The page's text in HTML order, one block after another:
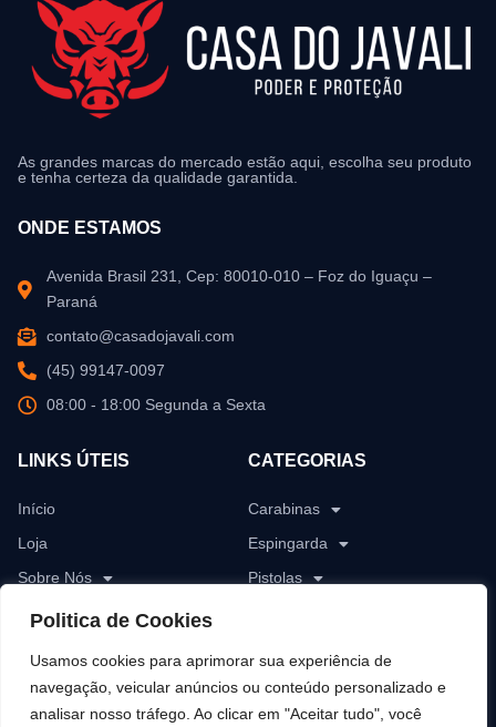
Politica de Cookies
Usamos cookies para aprimorar sua experiência de
navegação, veicular anúncios ou conteúdo personalizado e
analisar nosso tráfego. Ao clicar em "Aceitar tudo", você
As grandes marcas do mercado estão aqui, escolha seu produto
e tenha certeza da qualidade garantida.
ONDE ESTAMOS
Avenida Brasil 231, Cep: 80010-010 – Foz do Iguaçu –
Paraná
contato@casadojavali.com
(45) 99147-0097
08:00 - 18:00 Segunda a Sexta
LINKS ÚTEIS
Início
Loja
Sobre Nós
Blog
CATEGORIAS
Carabinas
Espingarda
Pistolas
Munições
Pólvoras